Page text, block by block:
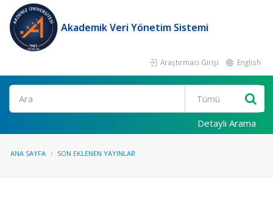
Akademik Veri Yönetim Sistemi
Araştırmacı Girişi English
Ara
Detaylı Arama
ANA SAYFA SON EKLENEN YAYINLAR